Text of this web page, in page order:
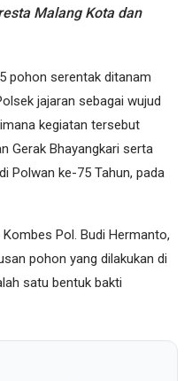
Malang Kota dan
pohon serentak ditanam
jajaran sebagai wujud
kegiatan tersebut
Gerak Bhayangkari serta
Polwan ke-75 Tahun, pada
Pol. Budi Hermanto,
pohon yang dilakukan di
satu bentuk bakti